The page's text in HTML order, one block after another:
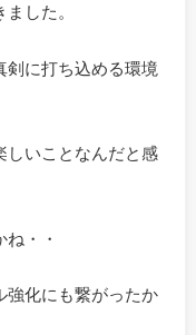
した。
剣に打ち込める環境
しいことなんだと感
・・
強化にも繋がったか